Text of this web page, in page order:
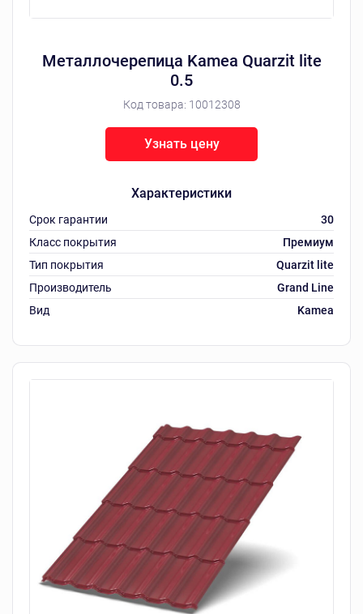
Металлочерепица Kamea Quarzit lite
0.5
Код товара: 10012308
Характеристики
Срок гарантии
30
Класс покрытия
Премиум
Тип покрытия
Quarzit lite
Производитель
Grand Line
Вид
Kamea
Узнать цену